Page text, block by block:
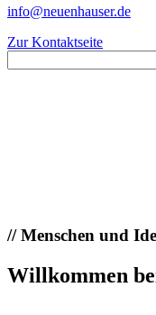
info@neuenhauser.de
Zur Kontaktseite
//Menschen und
Willkommen